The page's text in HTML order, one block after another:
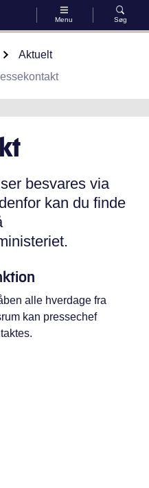
Menu Søg
Aktuelt
besvares via
kan du finde
alle hverdage fra
kan pressechef